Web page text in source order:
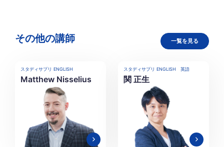
その他の講師 一覧を見る
スタディサプリ ENGLISH
Matthew Nisselius
スタディサプリ ENGLISH 英語
関 正生